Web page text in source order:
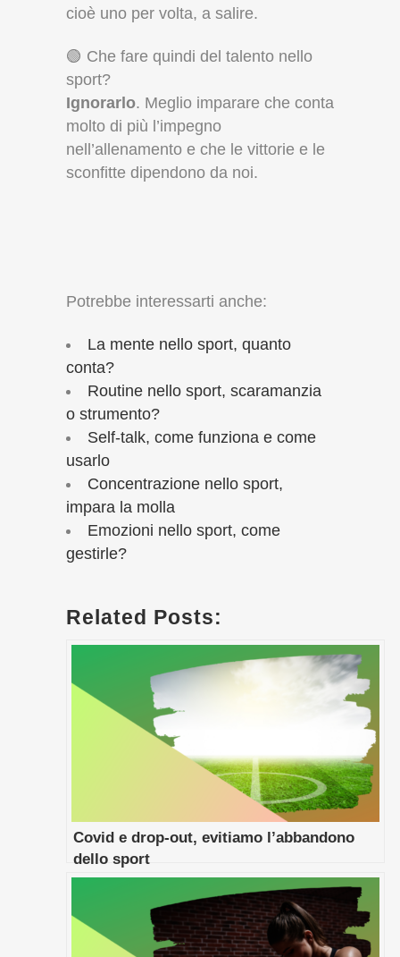
cioè uno per volta, a salire.
🟢 Che fare quindi del talento nello
sport?
Ignorarlo. Meglio imparare che conta
molto di più l’impegno
nell’allenamento e che le vittorie e le
sconfitte dipendono da noi.
Potrebbe interessarti anche:
La mente nello sport, quanto
conta?
Routine nello sport, scaramanzia
o strumento?
Self-talk, come funziona e come
usarlo
Concentrazione nello sport,
impara la molla
Emozioni nello sport, come
gestirle?
Related Posts:
Covid e drop-out, evitiamo l’abbandono
dello sport